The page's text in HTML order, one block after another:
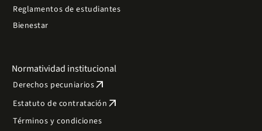
Reglamentos de estudiantes
Bienestar
Normatividad institucional
Derechos pecuniariosarrow_outward
Estatuto de contratación arrow_outward
Términos y condiciones